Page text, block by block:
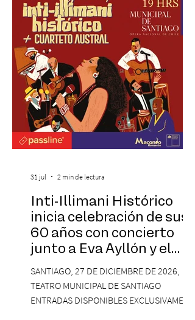
Cinema, un restaurante temático
inspirado en el concepto de un museo de
Hollywood, que promete transportar a sus
visitantes a distintos
Inti-Illimani Histórico
inicia celebración de sus
60 años con concierto
junto a Eva Ayllón y el
Cuarteto Austral en el
Teatro Municipal de
Santiago
SANTIAGO, 27 DE DICIEMBRE DE 2026,
TEATRO MUNICIPAL DE SANTIAGO
ENTRADAS DISPONIBLES EXCLUSIVAMENTE
31 jul 2 min de lectura